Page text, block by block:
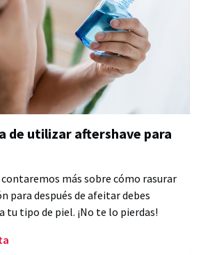
de utilizar aftershave para
más sobre cómo rasurar
para después de afeitar debes
tu tipo de piel. ¡No te lo pierdas!